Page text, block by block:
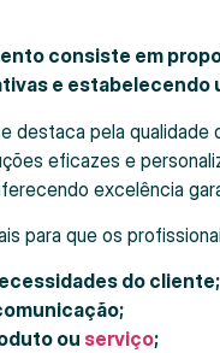
consiste em
e estabelecendo
destaca pela
eficazes e
excelência
para que os
do cliente;
ou serviço;